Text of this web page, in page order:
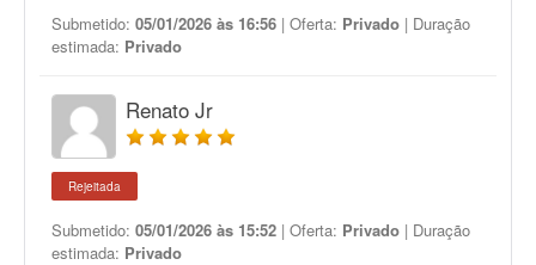
Submetido: 05/01/2026 às 16:56 | Oferta: Privado | Duração
estimada: Privado
Renato Jr
Rejeitada
Submetido: 05/01/2026 às 15:52 | Oferta: Privado | Duração
estimada: Privado